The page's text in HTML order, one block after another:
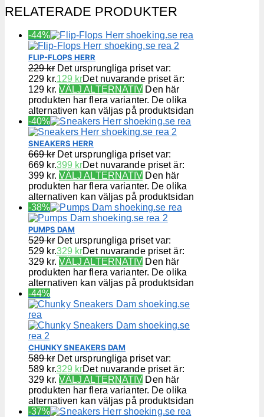
RELATERADE PRODUKTER
-44%
FLIP-FLOPS HERR
229kr Det ursprungliga priset var:
229 kr.129 krDet nuvarande priset är:
129 kr. VÄLJ ALTERNATIV Den här
produkten har flera varianter. De olika
alternativen kan väljas på produktsidan
-40%
SNEAKERS HERR
669kr Det ursprungliga priset var:
669 kr.399 krDet nuvarande priset är:
399 kr. VÄLJ ALTERNATIV Den här
produkten har flera varianter. De olika
alternativen kan väljas på produktsidan
-38%
PUMPS DAM
529kr Det ursprungliga priset var:
529 kr.329 krDet nuvarande priset är:
329 kr. VÄLJ ALTERNATIV Den här
produkten har flera varianter. De olika
alternativen kan väljas på produktsidan
-44%
CHUNKY SNEAKERS DAM
589kr Det ursprungliga priset var:
589 kr.329 krDet nuvarande priset är:
329 kr. VÄLJ ALTERNATIV Den här
produkten har flera varianter. De olika
alternativen kan väljas på produktsidan
-37%